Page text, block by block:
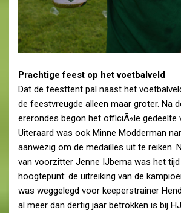
Prachtige feest op het voetbalveld
Dat de feesttent pal naast het
de feestvreugde alleen maar groter. Na
ererondes begon het officiÃ«le gedeelte
Uiteraard was ook Minne Modderman
aanwezig om de medailles uit te reiken.
van voorzitter Jenne IJbema was het
hoogtepunt: de uitreiking van de
was weggelegd voor keeperstrainer
al meer dan dertig jaar betrokken is bij